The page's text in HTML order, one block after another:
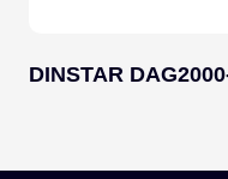
DINSTAR